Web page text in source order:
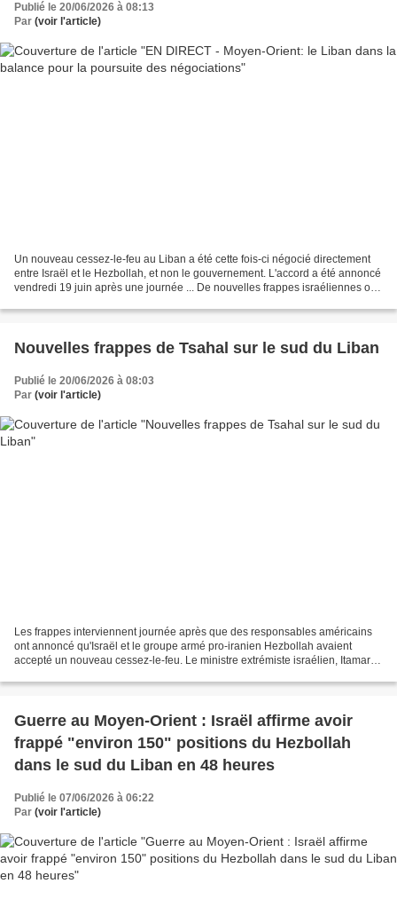
Publié le 20/06/2026 à 08:13
Par (voir l'article)
Un nouveau cessez-le-feu au Liban a été cette fois-ci négocié directement
entre Israël et le Hezbollah, et non le gouvernement. L'accord a été annoncé
vendredi 19 juin après une journée ... De nouvelles frappes israéliennes ont
Nouvelles frappes de Tsahal sur le sud du Liban
Publié le 20/06/2026 à 08:03
Par (voir l'article)
Les frappes interviennent journée après que des responsables américains
ont annoncé qu'Israël et le groupe armé pro-iranien Hezbollah avaient
accepté un nouveau cessez-le-feu. Le ministre extrémiste israélien, Itamar
Guerre au Moyen-Orient : Israël affirme avoir
frappé "environ 150" positions du Hezbollah
dans le sud du Liban en 48 heures
Publié le 07/06/2026 à 06:22
Par (voir l'article)